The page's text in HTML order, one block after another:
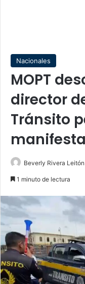
Nacionales
MOPT
director
Tránsito
Beverly Rivera Leitón
1 minuto de lectura